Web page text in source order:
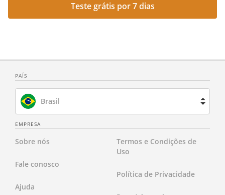
Teste grátis por 7 dias
PAÍS
Brasil
França
Holanda
EMPRESA
Sobre nós
Fale conosco
Ajuda
Termos e Condições de
Uso
Política de Privacidade